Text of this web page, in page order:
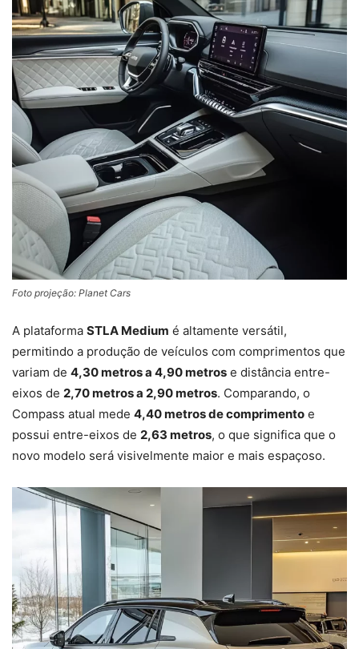
Foto projeção: Planet Cars
A plataforma STLA Medium é altamente versátil,
permitindo a produção de veículos com comprimentos que
variam de 4,30 metros a 4,90 metros e distância entre-
eixos de 2,70 metros a 2,90 metros. Comparando, o
Compass atual mede 4,40 metros de comprimento e
possui entre-eixos de 2,63 metros, o que significa que o
novo modelo será visivelmente maior e mais espaçoso.